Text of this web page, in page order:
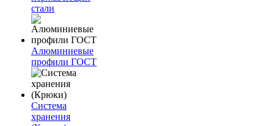
стали
Алюминиевые
профили ГОСТ
Система
хранения